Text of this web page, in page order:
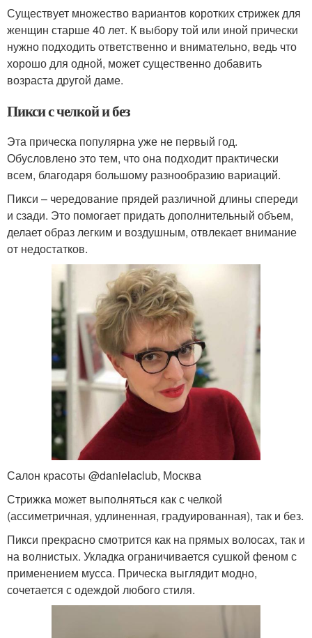
Существует множество вариантов коротких стрижек для
женщин старше 40 лет. К выбору той или иной прически
нужно подходить ответственно и внимательно, ведь что
хорошо для одной, может существенно добавить
возраста другой даме.
Пикси с челкой и без
Эта прическа популярна уже не первый год.
Обусловлено это тем, что она подходит практически
всем, благодаря большому разнообразию вариаций.
Пикси – чередование прядей различной длины спереди
и сзади. Это помогает придать дополнительный объем,
делает образ легким и воздушным, отвлекает внимание
от недостатков.
Салон красоты @danielaclub, Москва
Стрижка может выполняться как с челкой
(ассиметричная, удлиненная, градуированная), так и без.
Пикси прекрасно смотрится как на прямых волосах, так и
на волнистых. Укладка ограничивается сушкой феном с
применением мусса. Прическа выглядит модно,
сочетается с одеждой любого стиля.